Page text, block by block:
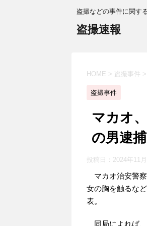
盗撮などの事件に関す
盗撮速報
HOME > 盗撮事件 >
盗撮事件
マカオ
の男逮
投稿日： 2024年11
マカオ治安警察
女の胸を触るな
表。
同局によれば、